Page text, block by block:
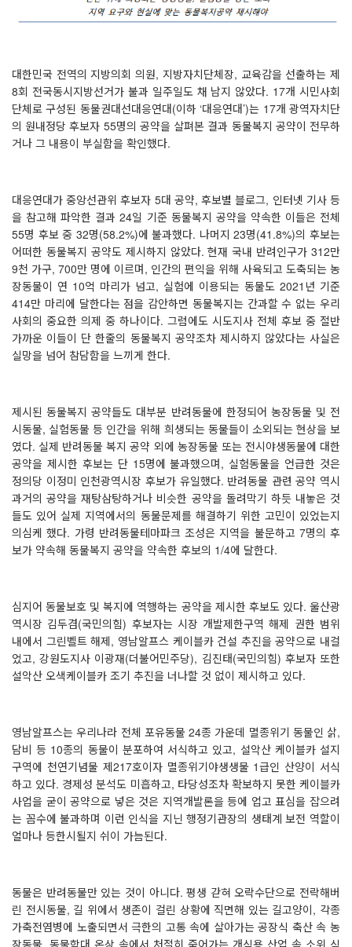
대한민국 전역의 지방의회 의원, 지방자치단체장, 교육감을 선출하는 제
8회 전국동시지방선거가 불과 일주일도 채 남지 않았다. 17개 시민사회
단체로 구성된 동물권대선대응연대(이하 ‘대응연대’)는 17개 광역자치단
의 원내정당 후보자 55명의 공약을 살펴본 결과 동물복지 공약이 전무하
거나 그 내용이 부실함을 확인했다.
대응연대가 중앙선관위 후보자 5대 공약,후보별 블로그, 인터넷 기사 등
을 참고해 파악한 결과24일 기준 동물복지 공약을 약속한 이들은 전체
55명 후보 중 32명(58.2%)에 불과했다. 나머지23명(41.8%)의 후보는
어떠한 동물복지 공약도 제시하지 않았다.현재 국내 반려인구가 312만
9천 가구, 700만 명에 이르며, 인간의 편익을 위해 사육되고 도축되는 농
장동물이 연 10억 마리가 넘고, 실험에 이용되는 동물도 2021 년 기준
414만 마리에 달한다는 점을 감안하면 동물복지는 간과할 수 없는 우리
사회의 중요한 의제 중 하나이다. 그럼에도 시도지사 전체 후보 중 절반
가까운 이들이 단 한줄의 동물복지 공약조차 제시하지 않았다는 사실은
실망을 넘어 참담함을 느끼게 한다.
제시된 동물복지 공약들도 대부분 반려동물에 한정되어 농장동물 및 전
시동물, 실험동물 등 인간을 위해 희생되는 동물들이 소외되는 현상을 보
였다. 실제 반려동물 복지 공약 외에 농장동물 또는 전시야생동물에 대한
공약을 제시한 후보는 단 15명에 불과했으며, 실험동물을 언급한 것은
정의당 이정미 인천광역시장 후보가 유일했다. 반려동물 관련 공약 역시
과거의 공약을 재탕삼탕하거나 비슷한 공약을 돌려막기 하듯 내놓은 것
들도 있어 실제 지역에서의 동물문제를 해결하기 위한 고민이 있었는지
의심케 했다. 가령 반려동물테마파크 조성은 지역을 불문하고 7명의 후
보가 약속해 동물복지 공약을 약속한 후보의 1/4에 달한다.
심지어 동물보호 및 복지에 역행하는 공약을 제시한 후보도 있다.울산광
역시장 김두겸(국민의힘) 후보자는 시장 개발제한구역 해제 권한 범위
내에서 그린벨트 해제, 영남알프스 케이블카 건설 추진을 공약으로 내걸
었고,강원도지사 이광재(더불어민주당), 김진태(국민의힘) 후보자 또한
설악산 오색케이블카 조기 추진을 너나할 것 없이 제시하고 있다.
영남알프스는 우리나라 전체 포유동물 24종 가운데 멸종위기 동물인 삵,
담비 등 10종의 동물이 분포하여 서식하고 있고, 설악산 케이블카 설지
구역에 천연기념물 제217호이자 멸종위기야생생물 1급인 산양이 서식
하고 있다. 경제성 분석도 미흡하고, 타당성조차 확보하지 못한 케이블카
사업을 굳이 공약으로 넣은 것은 지역개발론을 등에 업고 표심을 잡으려
는 꼼수에 불과하며 이런 인식을 지닌 행정기관장의 생태계 보전 역할이
얼마나 등한시될지 쉬이 가늠된다.
동물은 반려동물만 있는 것이 아니다.평생 갇혀 오락수단으로 전락해버
린 전시동물, 길 위에서 생존이 걸린 상황에 직면해 있는 길고양이, 각종
가축전염병에 노출되면서 극한의 고통 속에 살아가는 공장식 축산 속 농